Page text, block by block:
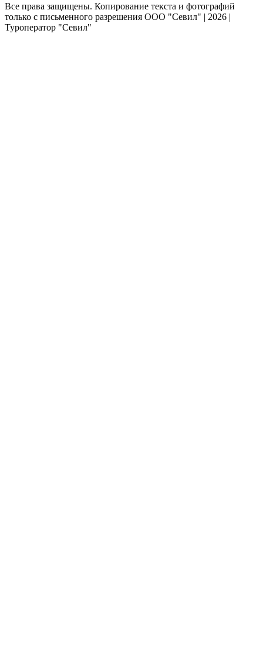
Все права защищены. Копирование текста и фотографий
только с письменного разрешения ООО "Севил" | 2026 |
Туроператор "Севил"